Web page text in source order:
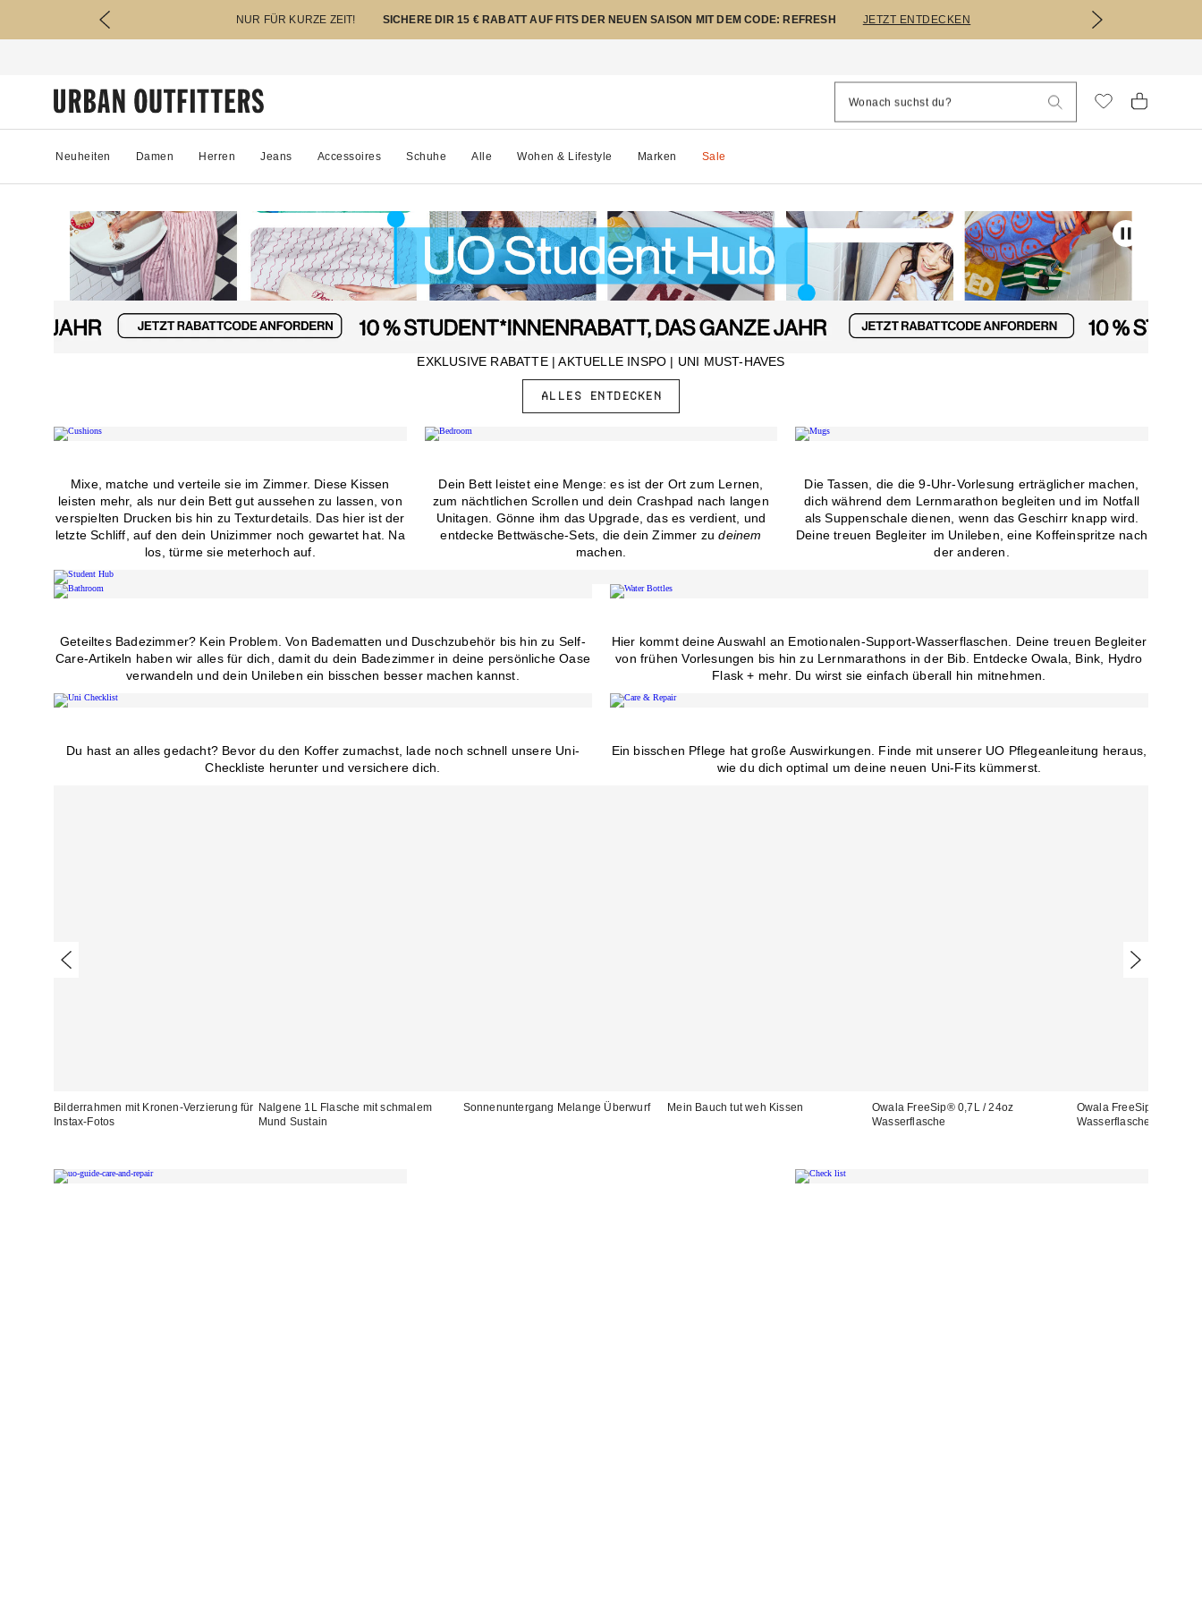
NUR FÜR KURZE ZEIT! SICHERE DIR 15 € RABATT AUF FITS DER NEUEN SAISON MIT DEM CODE: REFRESH JETZT ENTDECKEN
Neuheiten Damen Herren Jeans Accessoires Schuhe Alle Wohen & Lifestyle Marken Sale
EXKLUSIVE RABATTE | AKTUELLE INSPO | UNI MUST-HAVES
ALLES ENTDECKEN
Mixe, matche und verteile sie im Zimmer. Diese Kissen
leisten mehr, als nur dein Bett gut aussehen zu lassen, von
verspielten Drucken bis hin zu Texturdetails. Das hier ist der
letzte Schliff, auf den dein Unizimmer noch gewartet hat. Na
los, türme sie meterhoch auf.
Dein Bett leistet eine Menge: es ist der Ort zum Lernen,
zum nächtlichen Scrollen und dein Crashpad nach langen
Unitagen. Gönne ihm das Upgrade, das es verdient, und
entdecke Bettwäsche-Sets, die dein Zimmer zudeinem
machen.
Die Tassen, die die 9-Uhr-Vorlesung erträglicher machen,
dich während dem Lernmarathon begleiten und im Notfall
als Suppenschale dienen, wenn das Geschirr knapp wird.
Deine treuen Begleiter im Unileben, eine Koffeinspritze nach
der anderen.
Geteiltes Badezimmer? Kein Problem. Von Badematten und Duschzubehör bis hin zu Self-
Care-Artikeln haben wir alles für dich, damit du dein Badezimmer in deine persönliche Oase
verwandeln und dein Unileben ein bisschen besser machen kannst.
Hier kommt deine Auswahl an Emotionalen-Support-Wasserflaschen. Deine treuen Begleiter
von frühen Vorlesungen bis hin zu Lernmarathons in der Bib. Entdecke Owala, Bink, Hydro
Flask + mehr. Du wirst sie einfach überall hin mitnehmen.
Du hast an alles gedacht? Bevor du den Koffer zumachst, lade noch schnell unsere Uni-
Checkliste herunter und versichere dich.
Ein bisschen Pflege hat große Auswirkungen. Finde mit unserer UO Pflegeanleitung heraus,
wie du dich optimal um deine neuen Uni-Fits kümmerst.
Bilderrahmen mit Kronen-Verzierung für
Instax-Fotos
Nalgene 1L Flasche mit schmalem
Mund Sustain
Sonnenuntergang Melange Überwurf Mein Bauch tut weh Kissen
Owala FreeSip® 0,7L / 24oz
Wasserflasche
Owala FreeSip® 0,7L /
Wasserflasche